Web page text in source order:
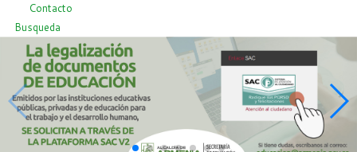
Contacto
Busqueda